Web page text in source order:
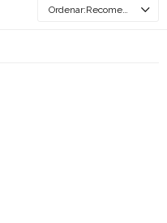
Recomendados